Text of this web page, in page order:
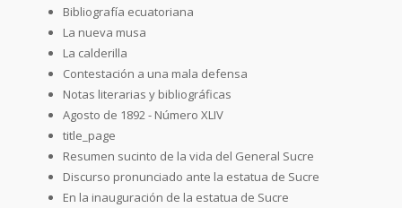
Bibliografía ecuatoriana
La nueva musa
La calderilla
Contestación a una mala defensa
Notas literarias y bibliográficas
Agosto de 1892 - Número XLIV
title_page
Resumen sucinto de la vida del General Sucre
Discurso pronunciado ante la estatua de Sucre
En la inauguración de la estatua de Sucre